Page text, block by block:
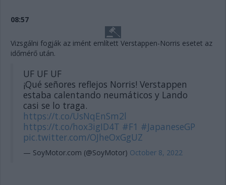
08:57
Vizsgálni fogják az imént említett Verstappen-Norris esetet az
időmérő után.
UF UF UF
¡Qué señores reflejos Norris! Verstappen
estaba calentando neumáticos y Lando
casi se lo traga.
https://t.co/UsNqEnSm2l
https://t.co/hox3igID4T #F1 #JapaneseGP
pic.twitter.com/OJheOxGgUZ
— SoyMotor.com (@SoyMotor) October 8, 2022